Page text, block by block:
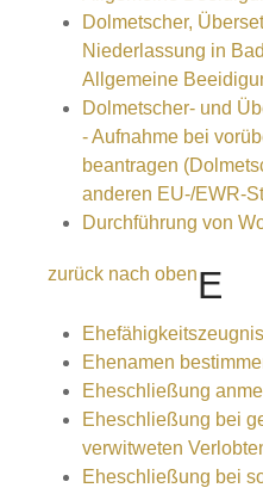
Dolmetscher,
Niederlassung in
Allgemeine
Dolmetscher- und
- Aufnahme bei
beantragen
anderen EU-/EWR-
Durchführung von
zurück nach obenE
Ehenamen
Eheschließung
Eheschließung bei
verwitweten
Eheschließung bei